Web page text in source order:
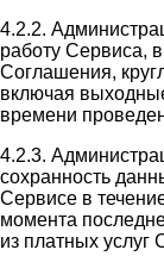
4.2.2.
работу Сервиса,
Соглашения,
включая
времени
4.2.3.
сохранность
Сервисе в
момента
из платных услуг